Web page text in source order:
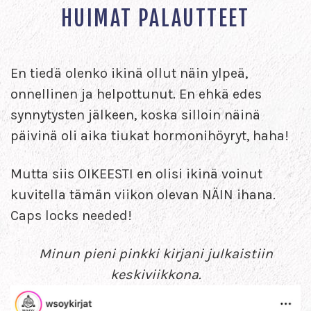
HUIMAT PALAUTTEET
En tiedä olenko ikinä ollut näin ylpeä,
onnellinen ja helpottunut. En ehkä edes
synnytysten jälkeen, koska silloin näinä
päivinä oli aika tiukat hormonihöyryt, haha!
Mutta siis OIKEESTI en olisi ikinä voinut
kuvitella tämän viikon olevan NÄIN ihana.
Caps locks needed!
Minun pieni pinkki kirjani julkaistiin
keskiviikkona.